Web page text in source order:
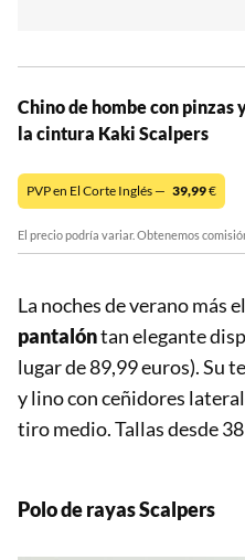
Chino de hombe con pinzas
la cintura Kaki Scalpers
PVP en El Corte Inglés — 39,99€
El precio podría variar. Obtenemos
La noches de verano más
pantalóntan elegante
lugar de 89,99 euros). Su
y lino con ceñidores
tiro medio. Tallas desde 38
Polo de rayas Scalpers